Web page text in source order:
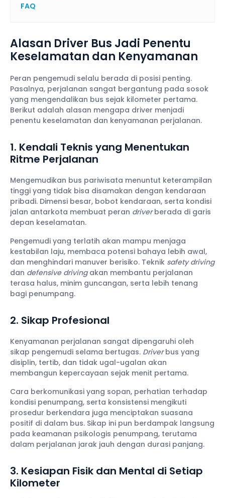
FAQ
Alasan Driver Bus Jadi Penentu
Keselamatan dan Kenyamanan
Peran pengemudi selalu berada di posisi penting.
Pasalnya, perjalanan sangat bergantung pada sosok
yang mengendalikan bus sejak kilometer pertama.
Berikut adalah alasan mengapa driver menjadi
penentu keselamatan dan kenyamanan perjalanan.
1. Kendali Teknis yang Menentukan
Ritme Perjalanan
Mengemudikan bus pariwisata menuntut keterampilan
tinggi yang tidak bisa disamakan dengan kendaraan
pribadi. Dimensi besar, bobot kendaraan, serta kondisi
jalan antarkota membuat peran driverberada di garis
depan keselamatan.
Pengemudi yang terlatih akan mampu menjaga
kestabilan laju, membaca potensi bahaya lebih awal,
dan menghindari manuver berisiko. Teknik safety driving
dan defensive drivingakan membantu perjalanan
terasa halus, minim guncangan, serta lebih tenang
bagi penumpang.
2. Sikap Profesional
Kenyamanan perjalanan sangat dipengaruhi oleh
sikap pengemudi selama bertugas. Driverbus yang
disiplin, tertib, dan tidak ugal-ugalan akan
membangun kepercayaan sejak menit pertama.
Cara berkomunikasi yang sopan, perhatian terhadap
kondisi penumpang, serta konsistensi mengikuti
prosedur berkendara juga menciptakan suasana
positif di dalam bus. Sikap ini pun berdampak langsung
pada keamanan psikologis penumpang, terutama
dalam perjalanan jarak jauh dengan durasi panjang.
3. Kesiapan Fisik dan Mental di Setiap
Kilometer